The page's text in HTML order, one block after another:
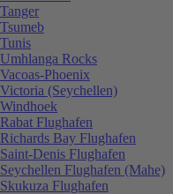
Tanger
Tsumeb
Tunis
Umhlanga Rocks
Vacoas-Phoenix
Victoria (Seychellen)
Windhoek
Rabat Flughafen
Richards Bay Flughafen
Saint-Denis Flughafen
Seychellen Flughafen (Mahe)
Skukuza Flughafen